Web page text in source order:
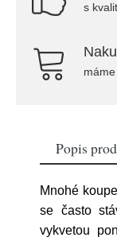
s
Popis
Mnohé
se často
vykvetou